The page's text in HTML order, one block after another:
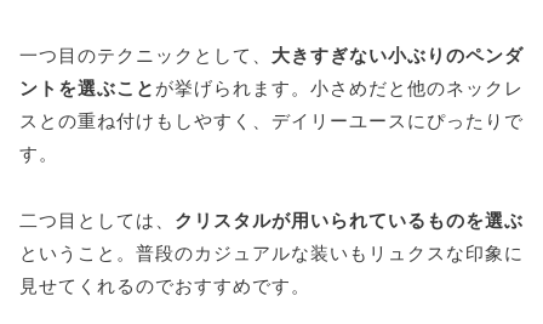
一つ目のテクニックとして、 大きすぎない小ぶりのペンダ
ントを選ぶこと が挙げられます。小さめだと他のネックレ
スとの重ね付けもしやすく、デイリーユースにぴったりで
す。
二つ目としては、 クリスタルが用いられているものを選ぶ
ということ。普段のカジュアルな装いもリュクスな印象に
見せてくれるのでおすすめです。